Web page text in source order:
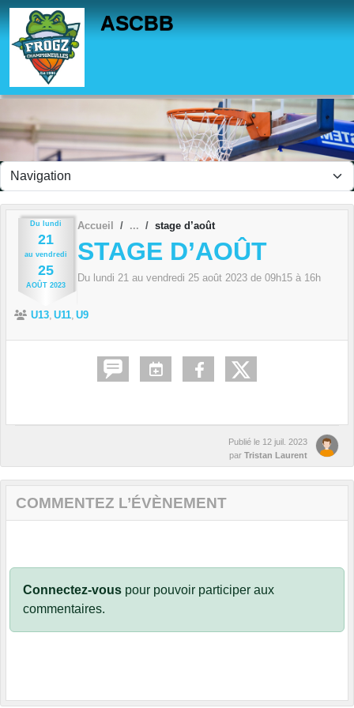
ASCBB
Du lundi
21
au vendredi
25
AOÛT 2023
Accueil stage d’août
STAGE D’AOÛT
Du lundi 21 au vendredi 25 août 2023 de 09h15 à 16h
U13 U11 U9
Publié le 12 juil. 2023
par Tristan Laurent
COMMENTEZ L’ÉVÈNEMENT
Connectez-vous pour pouvoir participer aux
commentaires.
Panneau de gestion des cookies